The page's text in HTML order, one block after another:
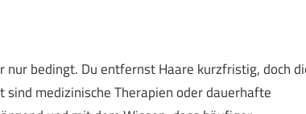
bedingt. Du entfernst Haare kurzfristig, doch
medizinische Therapien oder dauerhafte